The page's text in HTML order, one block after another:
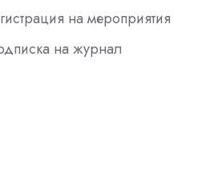
на мероприятия
на журнал